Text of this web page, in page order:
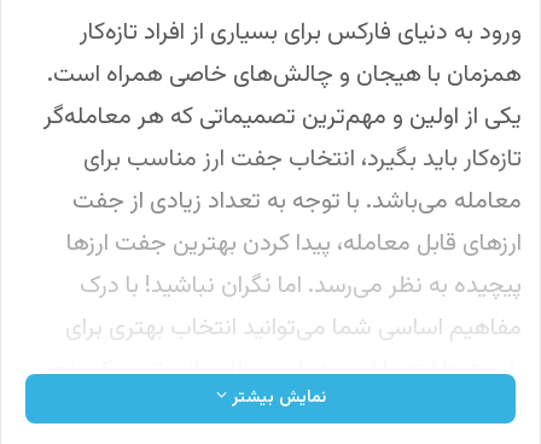
ورود به دنیای فارکس برای بسیاری از افراد تازه‌کار
همزمان با هیجان و چالش‌های خاصی همراه است.
یکی از اولین و مهم‌ترین تصمیماتی که هر معامله‌گر
تازه‌کار باید بگیرد، انتخاب جفت ارز مناسب برای
معامله می‌باشد. با توجه به تعداد زیادی از جفت
ارزهای قابل معامله، پیدا کردن بهترین جفت ارزها
پیچیده به نظر می‌رسد. اما نگران نباشید! با درک
مفاهیم اساسی شما می‌توانید انتخاب بهتری برای
شروع داشته باشید. در این مطلب از برتر بروکر پنج
مورد از بهترین جفت ارزهای فارکس برای مبتدی ها را
نمایش بیشتر